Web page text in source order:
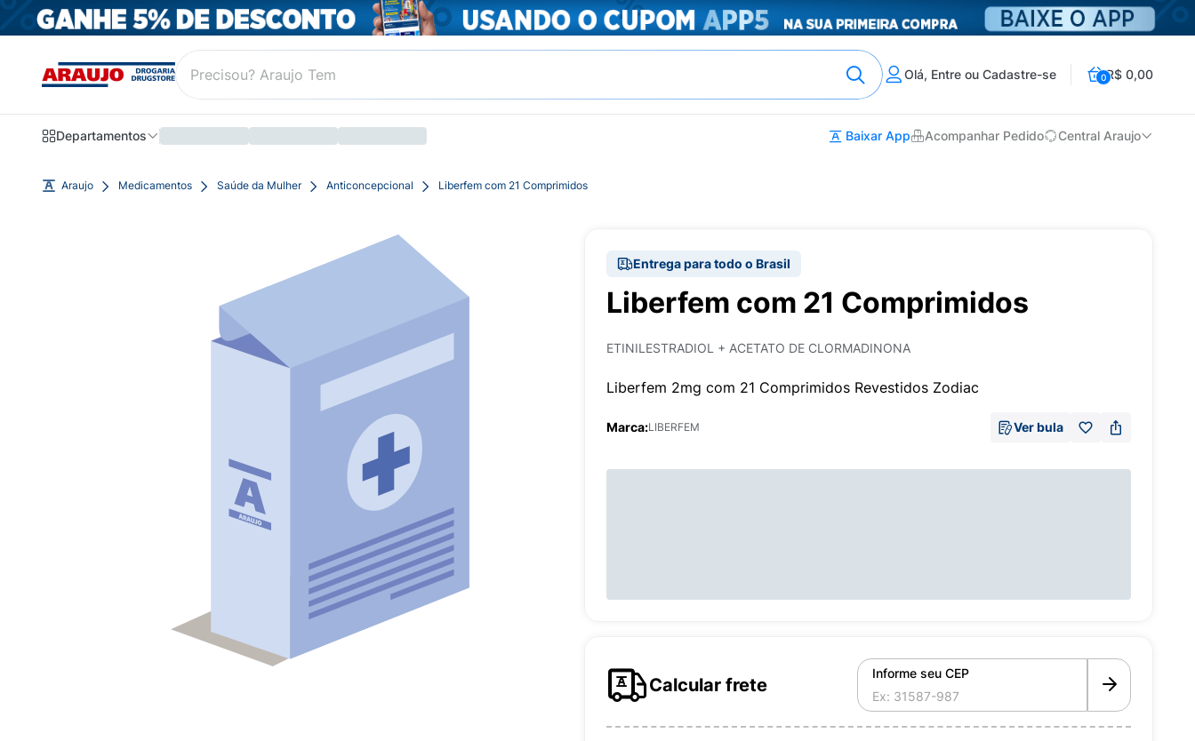
Olá, Entre ou Cadastre-se 0R$ 0,00
Departamentos Baixar App Acompanhar Pedido Central Araujo
Araujo Medicamentos Saúde da Mulher Anticoncepcional Liberfem com 21 Comprimidos
Entrega para todo o Brasil
Liberfem com 21 Comprimidos
ETINILESTRADIOL + ACETATO DE CLORMADINONA
Liberfem 2mg com 21 Comprimidos Revestidos Zodiac
Marca:LIBERFEM Ver bula
Calcular frete
Informe seu CEP